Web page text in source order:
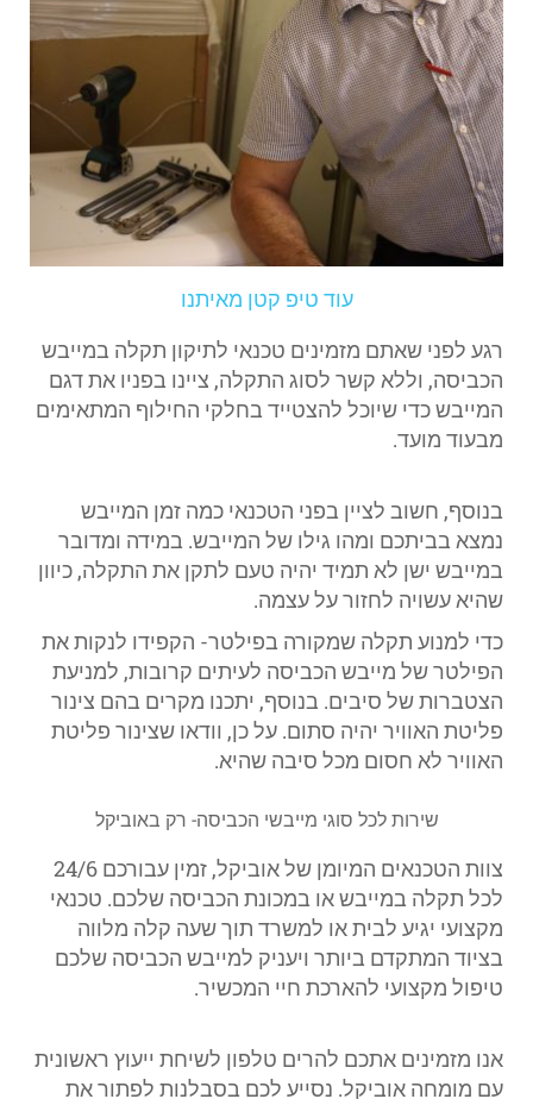
עוד טיפ קטן מאיתנו
רגע לפני שאתם מזמינים טכנאי לתיקון תקלה במייבש
הכביסה, וללא קשר לסוג התקלה, ציינו בפניו את דגם
המייבש כדי שיוכל להצטייד בחלקי החילוף המתאימים
מבעוד מועד.
בנוסף, חשוב לציין בפני הטכנאי כמה זמן המייבש
נמצא בביתכם ומהו גילו של המייבש. במידה ומדובר
במייבש ישן לא תמיד יהיה טעם לתקן את התקלה, כיוון
שהיא עשויה לחזור על עצמה.
כדי למנוע תקלה שמקורה בפילטר- הקפידו לנקות את
הפילטר של מייבש הכביסה לעיתים קרובות, למניעת
הצטברות של סיבים. בנוסף, יתכנו מקרים בהם צינור
פליטת האוויר יהיה סתום. על כן, וודאו שצינור פליטת
האוויר לא חסום מכל סיבה שהיא.
שירות לכל סוגי מייבשי הכביסה- רק באוביקל
צוות הטכנאים המיומן של אוביקל, זמין עבורכם 24/6
לכל תקלה במייבש או במכונת הכביסה שלכם. טכנאי
מקצועי יגיע לבית או למשרד תוך שעה קלה מלווה
בציוד המתקדם ביותר ויעניק למייבש הכביסה שלכם
טיפול מקצועי להארכת חיי המכשיר.
אנו מזמינים אתכם להרים טלפון לשיחת ייעוץ ראשונית
עם מומחה אוביקל. נסייע לכם בסבלנות לפתור את